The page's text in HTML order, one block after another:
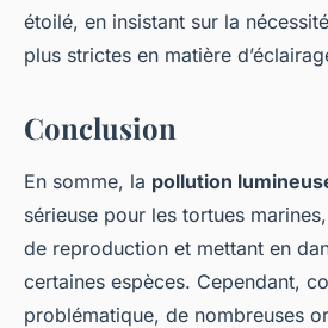
étoilé, en insistant sur la
plus strictes en matière
Conclusion
En somme, la pollution
sérieuse pour les tortues
de reproduction et mettant en
certaines espèces. Cependant,
problématique, de nombreuses